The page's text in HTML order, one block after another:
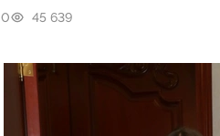
0 45 639